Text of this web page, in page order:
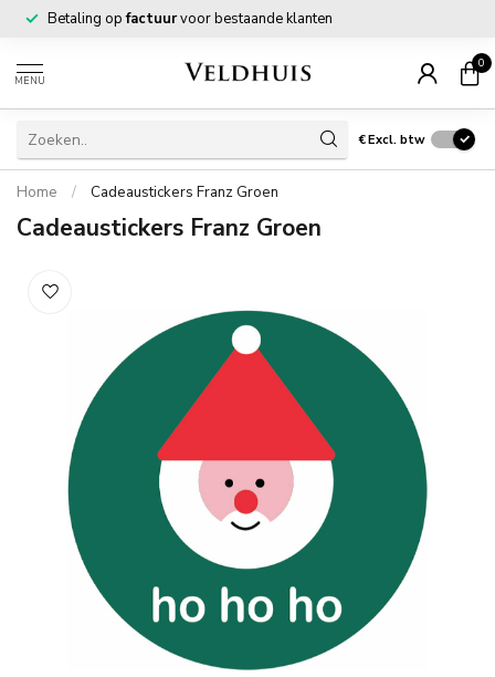
Betaling opfactuurvoor bestaande klanten
MENU
0
€Excl. btw
Home / Cadeaustickers Franz Groen
Cadeaustickers Franz Groen